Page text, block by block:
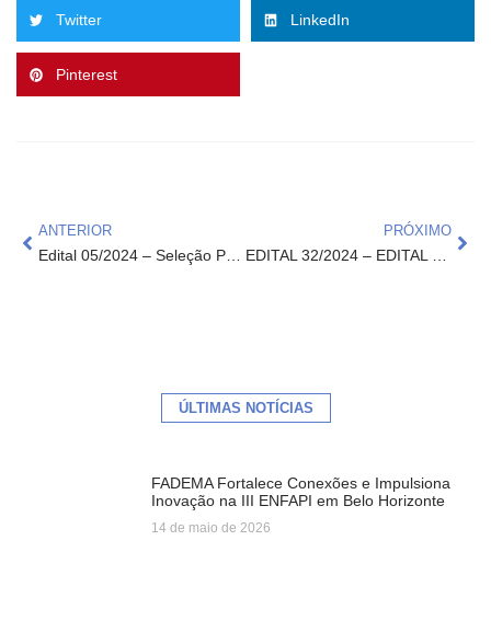
Twitter LinkedIn
Pinterest
ANTERIOR
Edital 05/2024 – Seleção Pública de Fornecedores – Projeto “291 – Mulheres Mil – Ciclo 2”
PRÓXIMO
EDITAL 32/2024 – EDITAL DE PROCESSO SELETIVO SIMPLIFICADO PARA CONTRATAÇÃO TEMPORÁRIA DE APOIOS REGIONAIS (EXTERNOS) PARA ATENDER O PROJETO CAPACITA EM REDE
ÚLTIMAS NOTÍCIAS
FADEMA Fortalece Conexões e Impulsiona
Inovação na III ENFAPI em Belo Horizonte
14 de maio de 2026